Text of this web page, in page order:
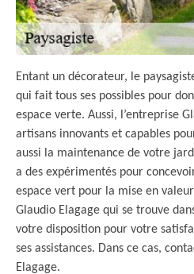
Entant un décorateur, le
qui fait tous ses possibles pour
espace verte. Aussi, l’entreprise
artisans innovants et capables
aussi la maintenance de votre
a des expérimentés pour
espace vert pour la mise en
Glaudio Elagage qui se trouve
votre disposition pour votre
ses assistances. Dans ce cas,
Elagage.